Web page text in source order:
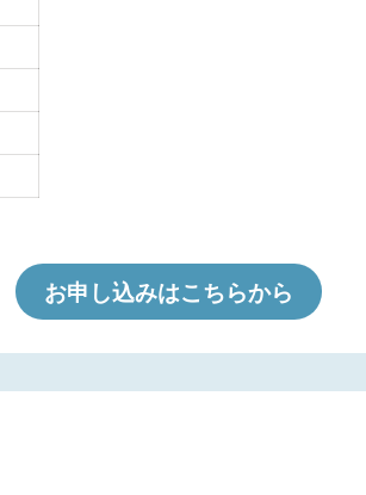
お申し込みはこちらから